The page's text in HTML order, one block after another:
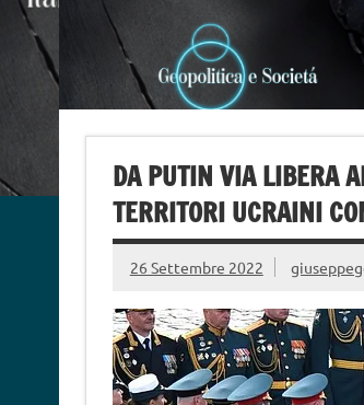
DA PUTIN VIA LIBERA
TERRITORI UCRAINI
26 Settembre 2022